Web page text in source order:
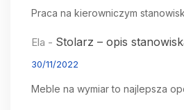
Praca na kierowniczym
Ela - Stolarz – opis
30/11/2022
Meble na wymiar to najlepsza